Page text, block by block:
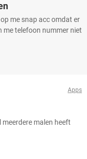
me snap acc omdat er
me telefoon nummer niet
Apps
malen heeft